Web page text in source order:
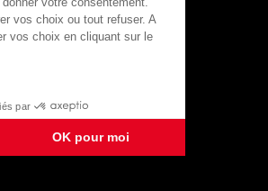
vos choix ou tout refuser. A
vos choix en cliquant sur le
par
OK pour moi
vos paramètres de confidentialité, en garantissant la